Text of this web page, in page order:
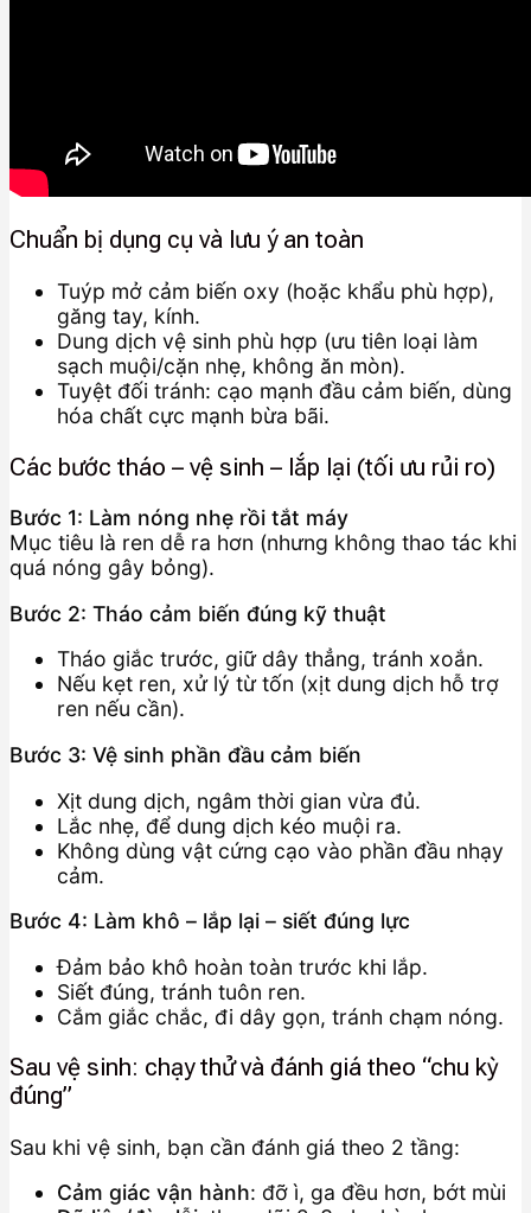
Chuẩn bị dụng cụ và lưu ý an toàn
Tuýp mở cảm biến oxy (hoặc khẩu phù hợp),
găng tay, kính.
Dung dịch vệ sinh phù hợp (ưu tiên loại làm
sạch muội/cặn nhẹ, không ăn mòn).
Tuyệt đối tránh: cạo mạnh đầu cảm biến, dùng
hóa chất cực mạnh bừa bãi.
Các bước tháo – vệ sinh – lắp lại (tối ưu rủi ro)
Bước 1: Làm nóng nhẹ rồi tắt máy
Mục tiêu là ren dễ ra hơn (nhưng không thao tác khi
quá nóng gây bỏng).
Bước 2: Tháo cảm biến đúng kỹ thuật
Tháo giắc trước, giữ dây thẳng, tránh xoắn.
Nếu kẹt ren, xử lý từ tốn (xịt dung dịch hỗ trợ
ren nếu cần).
Bước 3: Vệ sinh phần đầu cảm biến
Xịt dung dịch, ngâm thời gian vừa đủ.
Lắc nhẹ, để dung dịch kéo muội ra.
Không dùng vật cứng cạo vào phần đầu nhạy
cảm.
Bước 4: Làm khô – lắp lại – siết đúng lực
Đảm bảo khô hoàn toàn trước khi lắp.
Siết đúng, tránh tuôn ren.
Cắm giắc chắc, đi dây gọn, tránh chạm nóng.
Sau vệ sinh: chạy thử và đánh giá theo “chu kỳ
đúng”
Sau khi vệ sinh, bạn cần đánh giá theo 2 tầng:
Cảm giác vận hành: đỡ ì, ga đều hơn, bớt mùi